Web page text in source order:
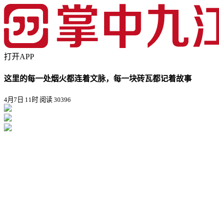
打开APP
这里的每一处烟火都连着文脉，每一块砖瓦都记着故事
4月7日 11时 阅读 30396